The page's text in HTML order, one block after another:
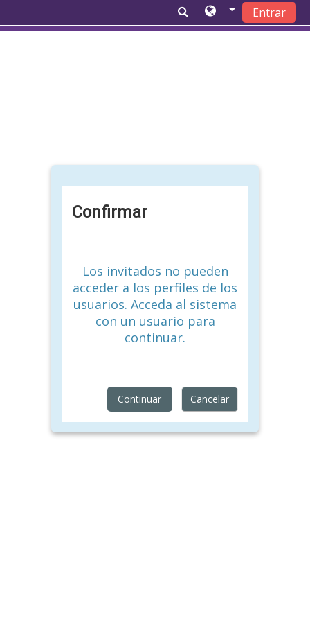
Entrar
Confirmar
Los invitados no pueden
acceder a los perfiles de los
usuarios. Acceda al sistema
con un usuario para
continuar.
Continuar Cancelar